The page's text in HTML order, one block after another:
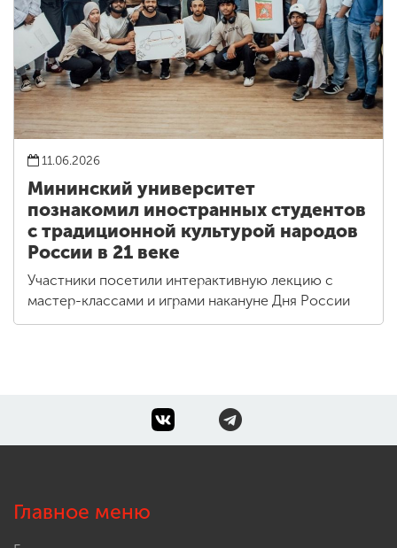
11.06.2026
Мининский университет
познакомил иностранных студентов
с традиционной культурой народов
России в 21 веке
Участники посетили интерактивную лекцию с
мастер-классами и играми накануне Дня России
Главное меню